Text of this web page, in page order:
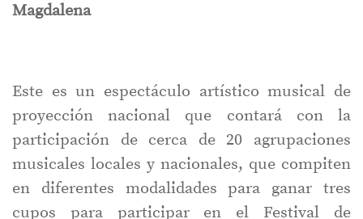
Magdalena
Este es un espectáculo artístico musical de
proyección nacional que contará con la
participación de cerca de 20 agrupaciones
musicales locales y nacionales, que compiten
en diferentes modalidades para ganar tres
cupos para participar en el Festival de